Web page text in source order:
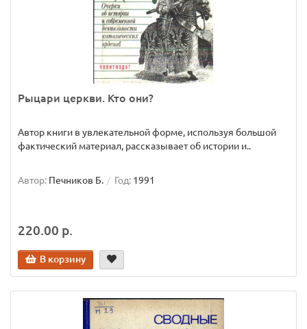
Рыцари церкви. Кто они?
Автор книги в увлекательной форме, используя большой
фактический материал, рассказывает об истории и..
Автор: Печников Б. Год: 1991
220.00 р.
В корзину